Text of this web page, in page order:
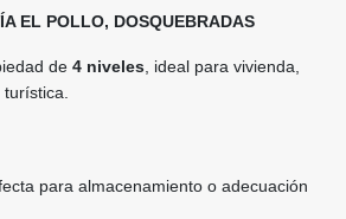
EL POLLO, DOSQUEBRADAS
de 4 niveles , ideal para vivienda,
para almacenamiento o adecuación